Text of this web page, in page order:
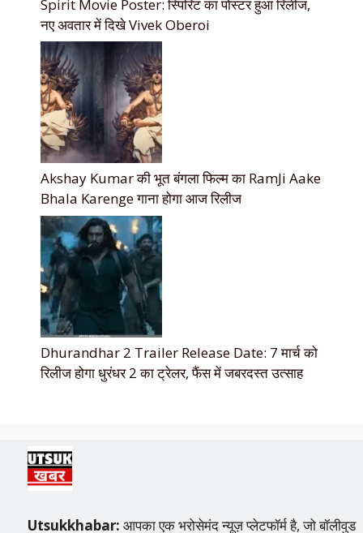
Spirit Movie Poster: स्पिरिट का पोस्टर हुआ रिलीज,
नए अवतार में दिखे Vivek Oberoi
Akshay Kumar की भूत बंगला फिल्म का RamJi Aake
Bhala Karenge गाना होगा आज रिलीज
Dhurandhar 2 Trailer Release Date: 7 मार्च को
रिलीज होगा धुरंधर 2 का ट्रेलर, फैंस में जबरदस्त उत्साह
Utsukkhabar: आपका एक भरोसेमंद न्यूज़ प्लेटफॉर्म है, जो बॉलीवुड